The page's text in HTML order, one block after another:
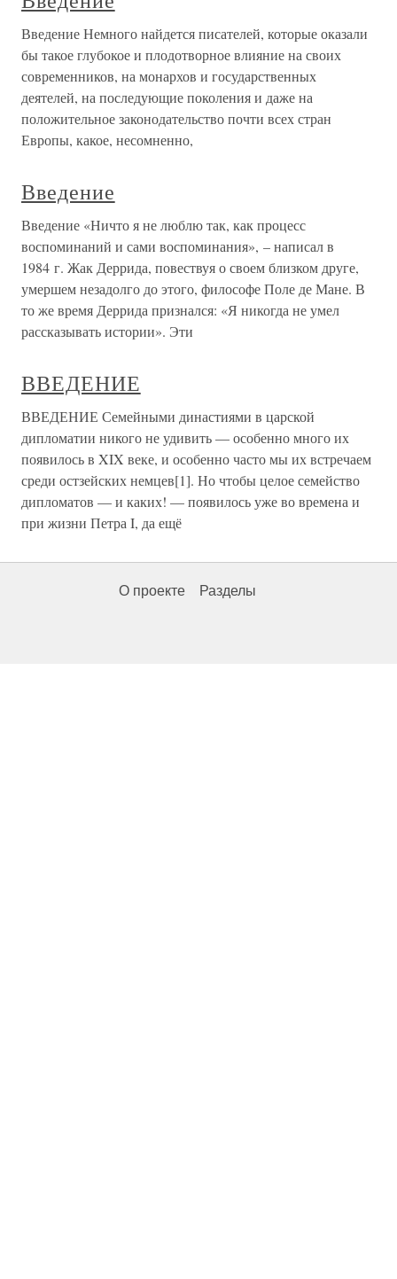
Введение Немного найдется писателей, которые оказали
бы такое глубокое и плодотворное влияние на своих
современников, на монархов и государственных
деятелей, на последующие поколения и даже на
положительное законодательство почти всех стран
Европы, какое, несомненно,
Введение
Введение «Ничто я не люблю так, как процесс
воспоминаний и сами воспоминания», – написал в
1984 г. Жак Деррида, повествуя о своем близком друге,
умершем незадолго до этого, философе Поле де Мане. В
то же время Деррида признался: «Я никогда не умел
рассказывать истории». Эти
ВВЕДЕНИЕ
ВВЕДЕНИЕ Семейными династиями в царской
дипломатии никого не удивить — особенно много их
появилось в XIX веке, и особенно часто мы их встречаем
среди остзейских немцев[1]. Но чтобы целое семейство
дипломатов — и каких! — появилось уже во времена и
при жизни Петра I, да ещё
О проекте Разделы